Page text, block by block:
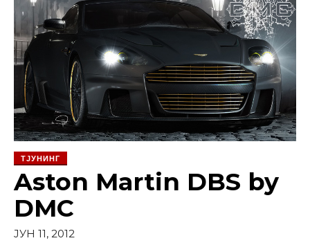
ТЈУНИНГ
Aston Martin DBS by
DMC
ЈУН 11, 2012